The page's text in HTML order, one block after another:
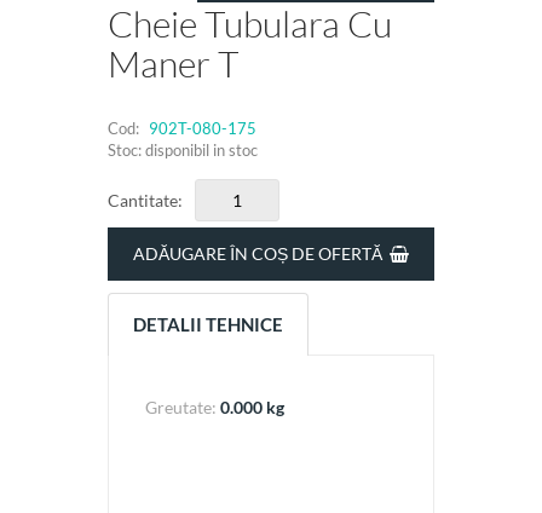
Cheie Tubulara Cu
Maner T
Cod: 902T-080-175
Stoc: disponibil in stoc
Cantitate:
DETALII TEHNICE
Greutate: 0.000 kg